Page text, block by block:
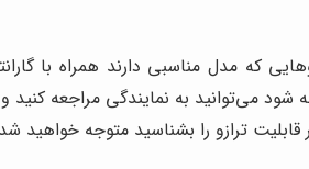
که مدل مناسبی دارند همراه با
می‌توانید به نمایندگی مراجعه
ترازو را بشناسید متوجه خواهید